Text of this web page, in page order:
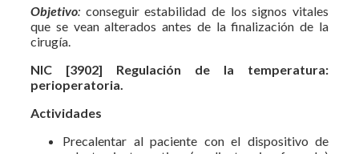
Objetivo: conseguir estabilidad de los signos vitales
que se vean alterados antes de la finalización de la
cirugía.
NIC [3902] Regulación de la temperatura:
perioperatoria.
Actividades
Precalentar al paciente con el dispositivo de